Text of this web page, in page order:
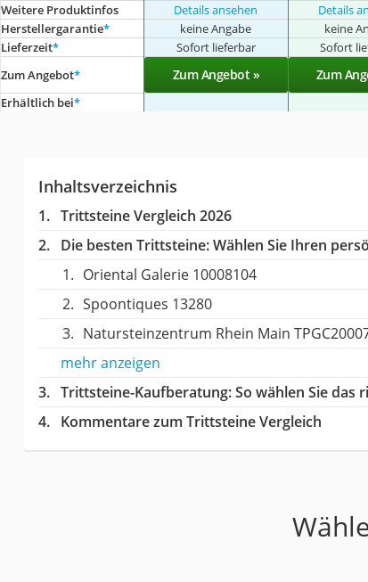
Weitere Produktinfos Details ansehen Details
Herstellergarantie* keine Angabe keine
Lieferzeit* Sofort lieferbar Sofort
Zum Angebot* Zum Angebot » Zum
Erhältlich bei*
Inhaltsverzeichnis
Trittsteine Vergleich 2026
Die besten Trittsteine:Wählen Sie Ihren
Oriental Galerie 10008104
Spoontiques 13280
‎Natursteinzentrum Rhein Main
mehr anzeigen
Trittsteine-Kaufberatung: So wählen Sie das
Kommentare zum Trittsteine Vergleich